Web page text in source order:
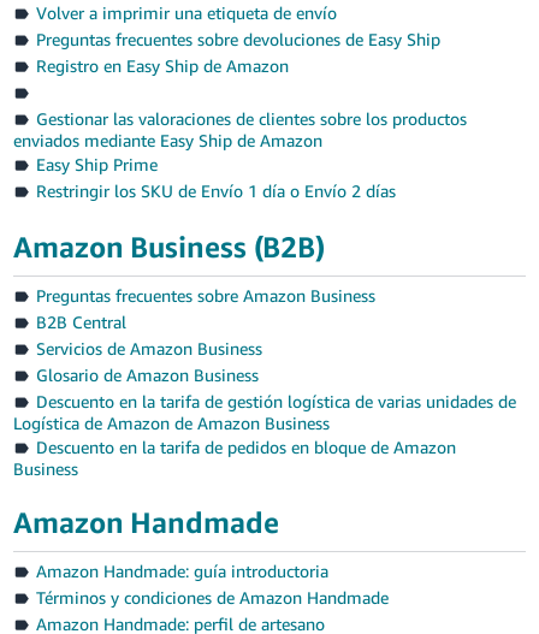
Volver a imprimir una etiqueta de envío
Preguntas frecuentes sobre devoluciones de Easy Ship
Registro en Easy Ship de Amazon
Gestionar las valoraciones de clientes sobre los productos
enviados mediante Easy Ship de Amazon
Easy Ship Prime
Restringir los SKU de Envío 1 día o Envío 2 días
Amazon Business (B2B)
Preguntas frecuentes sobre Amazon Business
B2B Central
Servicios de Amazon Business
Glosario de Amazon Business
Descuento en la tarifa de gestión logística de varias unidades de
Logística de Amazon de Amazon Business
Descuento en la tarifa de pedidos en bloque de Amazon
Business
Amazon Handmade
Amazon Handmade: guía introductoria
Términos y condiciones de Amazon Handmade
Amazon Handmade: perfil de artesano